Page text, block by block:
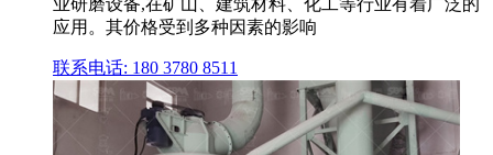
应用。其价格受到多种因素的影响
联系电话: 180 3780 8511